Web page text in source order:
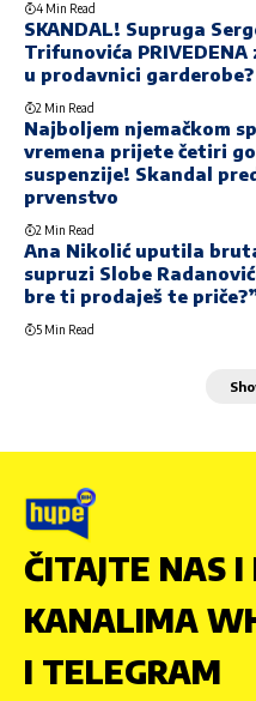
4 Min Read
SKANDAL! Supruga
Trifunovića
u prodavnici garderobe?
2 Min Read
Najboljem njemačkom
vremena prijete četiri
suspenzije! Skandal
prvenstvo
2 Min Read
Ana Nikolić uputila
supruzi Slobe
bre ti prodaješ te
5 Min Read
ČITAJTE NAS
KANALIMA
I TELEGRAM